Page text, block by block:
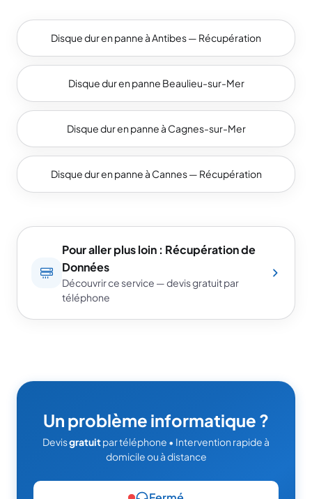
Disque dur en panne à Antibes — Récupération
Disque dur en panne Beaulieu-sur-Mer
Disque dur en panne à Cagnes-sur-Mer
Disque dur en panne à Cannes — Récupération
Pour aller plus loin : Récupération de
Données
Découvrir ce service — devis gratuit par
téléphone
Un problème informatique ?
Devisgratuitpar téléphone • Intervention rapide à
domicile ou à distance